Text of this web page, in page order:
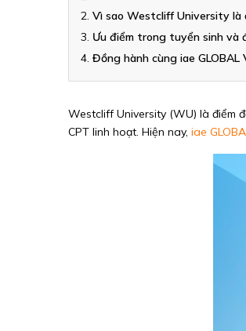
Vì sao Westcliff University là
Ưu điểm trong tuyển sinh và
Đồng hành cùng iae GLOBAL
Westcliff University (WU) là điểm
CPT linh hoạt. Hiện nay, iae